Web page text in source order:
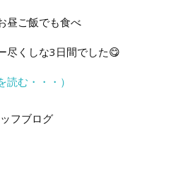
昼ご飯でも食べ
尽くしな3日間でした😋
読む・・・）
フブログ